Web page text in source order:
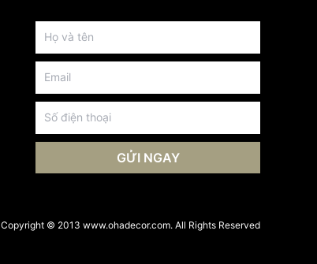
GỬI NGAY
Copyright © 2013 www.ohadecor.com. All Rights Reserved